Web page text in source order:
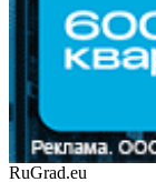
RuGrad.eu